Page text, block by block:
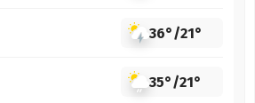
36°/21°
35°/21°